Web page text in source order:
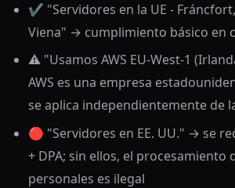
✔️ "Servidores en la UE -
Viena" → cumplimiento básico en
⚠️ "Usamos AWS EU-West-1
AWS es una empresa
se aplica independientemente de
🔴 "Servidores en EE. UU." → se
+ DPA; sin ellos, el procesamiento
personales es ilegal